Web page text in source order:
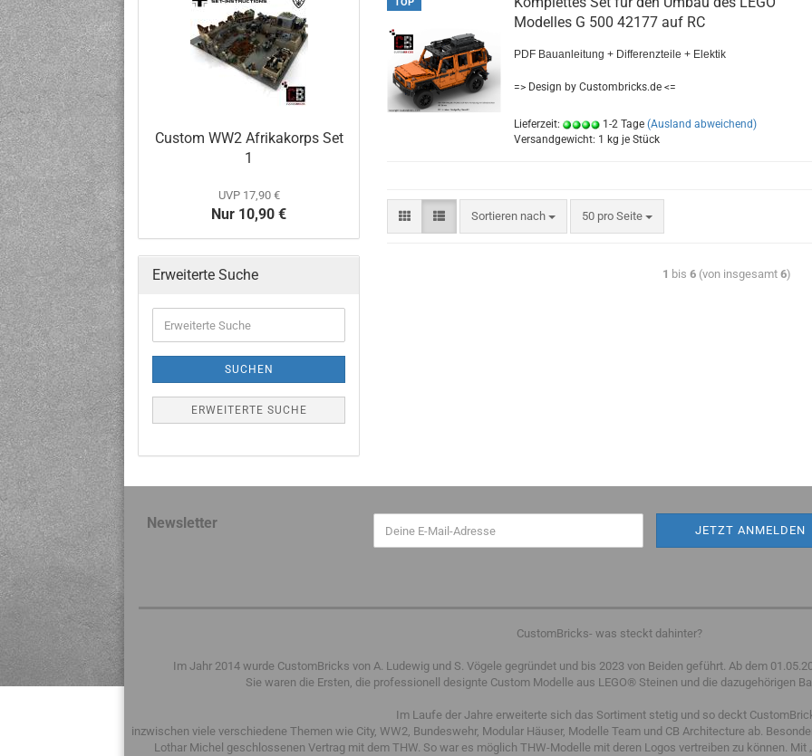
Modelles G 500 42177 auf RC
PDF Bauanleitung + Differenzteile + Elektik
=> Design by Custombricks.de <=
Lieferzeit: 1-2 Tage (Ausland abweichend)
Versandgewicht: 1 kg je Stück
Sortieren nach 50 pro Seite
1 bis 6 (von insgesamt 6)
Custom WW2 Afrikakorps Set
1
UVP 17,90 €
Nur 10,90 €
Erweiterte Suche
SUCHEN
ERWEITERTE SUCHE
Newsletter
CustomBricks- was steckt dahinter?
Im Jahr 2014 wurde CustomBricks von A. Ludewig und S. Vögele gegründet und bis 2023 von Beiden geführt. Ab dem
Sie waren die Ersten, die professionell designte Custom Modelle aus LEGO® Steinen und die dazugehörigen
Im Laufe der Jahre erweiterte sich das Sortiment stetig und so deckt
inzwischen viele verschiedene Themen wie City, WW2, Bundeswehr, Modular Häuser, Modelle Team und CB Architecture ab.
Lothar Michel geschlossenen Vertrag mit dem THW. So war es möglich THW-Modelle mit deren Logos vertreiben zu können. Mit